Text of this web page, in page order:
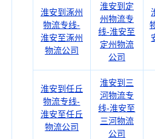
淮安到涿州
物流专线-
淮安至涿州
物流公司
淮安到定
州物流专
线-淮安至
定州物流
公司
淮安到任丘
物流专线-
淮安至任丘
物流公司
淮安到三
河物流专
线-淮安至
三河物流
公司